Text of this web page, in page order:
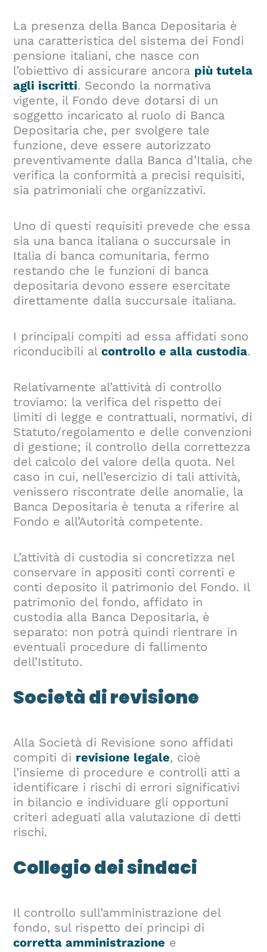
La presenza della Banca Depositaria è
una caratteristica del sistema dei Fondi
pensione italiani, che nasce con
l’obiettivo di assicurare ancora più tutela
agli iscritti. Secondo la normativa
vigente, il Fondo deve dotarsi di un
soggetto incaricato al ruolo di Banca
Depositaria che, per svolgere tale
funzione, deve essere autorizzato
preventivamente dalla Banca d’Italia, che
verifica la conformità a precisi requisiti,
sia patrimoniali che organizzativi.
Uno di questi requisiti prevede che essa
sia una banca italiana o succursale in
Italia di banca comunitaria, fermo
restando che le funzioni di banca
depositaria devono essere esercitate
direttamente dalla succursale italiana.
I principali compiti ad essa affidati sono
riconducibili alcontrollo e alla custodia.
Relativamente al’attività di controllo
troviamo: la verifica del rispetto dei
limiti di legge e contrattuali, normativi, di
Statuto/regolamento e delle convenzioni
di gestione; il controllo della correttezza
del calcolo del valore della quota. Nel
caso in cui, nell’esercizio di tali attività,
venissero riscontrate delle anomalie, la
Banca Depositaria è tenuta a riferire al
Fondo e all’Autorità competente.
L’attività di custodia si concretizza nel
conservare in appositi conti correnti e
conti deposito il patrimonio del Fondo. Il
patrimonio del fondo, affidato in
custodia alla Banca Depositaria, è
separato: non potrà quindi rientrare in
eventuali procedure di fallimento
dell’Istituto.
Società di revisione
Alla Società di Revisione sono affidati
compiti di revisione legale, cioè
l’insieme di procedure e controlli atti a
identificare i rischi di errori significativi
in bilancio e individuare gli opportuni
criteri adeguati alla valutazione di detti
rischi.
Collegio dei sindaci
Il controllo sull’amministrazione del
fondo, sul rispetto dei principi di
corretta amministrazione e